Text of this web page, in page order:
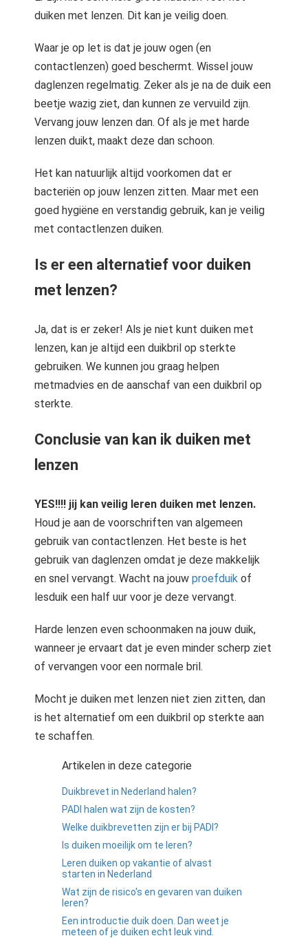
duiken met lenzen. Dit kan je veilig doen.
Waar je op let is dat je jouw ogen (en
contactlenzen) goed beschermt. Wissel jouw
daglenzen regelmatig. Zeker als je na de duik een
beetje wazig ziet, dan kunnen ze vervuild zijn.
Vervang jouw lenzen dan. Of als je met harde
lenzen duikt, maakt deze dan schoon.
Het kan natuurlijk altijd voorkomen dat er
bacteriën op jouw lenzen zitten. Maar met een
goed hygiëne en verstandig gebruik, kan je veilig
met contactlenzen duiken.
Is er een alternatief voor duiken
met lenzen?
Ja, dat is er zeker! Als je niet kunt duiken met
lenzen, kan je altijd een duikbril op sterkte
gebruiken. We kunnen jou graag helpen
metmadvies en de aanschaf van een duikbril op
sterkte.
Conclusie van kan ik duiken met
lenzen
YES!!!! jij kan veilig leren duiken met lenzen.
Houd je aan de voorschriften van algemeen
gebruik van contactlenzen. Het beste is het
gebruik van daglenzen omdat je deze makkelijk
en snel vervangt. Wacht na jouw proefduik of
lesduik een half uur voor je deze vervangt.
Harde lenzen even schoonmaken na jouw duik,
wanneer je ervaart dat je even minder scherp ziet
of vervangen voor een normale bril.
Mocht je duiken met lenzen niet zien zitten, dan
is het alternatief om een duikbril op sterkte aan
te schaffen.
Artikelen in deze categorie
Duikbrevet in Nederland halen?
PADI halen wat zijn de kosten?
Welke duikbrevetten zijn er bij PADI?
Is duiken moeilijk om te leren?
Leren duiken op vakantie of alvast
starten in Nederland
Wat zijn de risico's en gevaren van duiken
leren?
Een introductie duik doen. Dan weet je
meteen of je duiken echt leuk vind.